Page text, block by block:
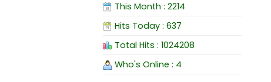
This Month : 2214
Hits Today : 637
Total Hits : 1024208
Who's Online : 4